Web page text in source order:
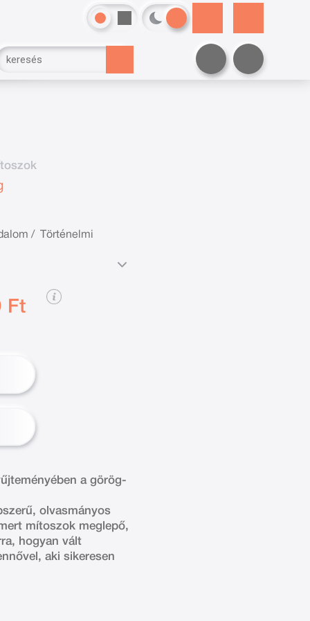
/ Történelmi
Ft
a görög-
olvasmányos
mítoszok meglepő,
hogyan vált
aki sikeresen